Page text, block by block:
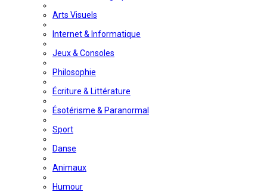
Arts Visuels
Internet & Informatique
Jeux & Consoles
Philosophie
Écriture & Littérature
Ésotérisme & Paranormal
Sport
Danse
Animaux
Humour